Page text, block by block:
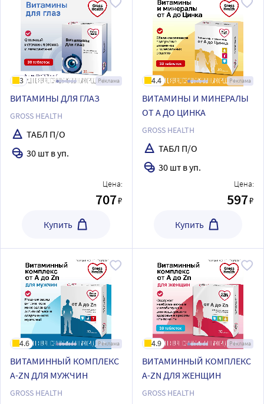
Реклама
3
ВИТАМИНЫ ДЛЯ ГЛАЗ
GROSS HEALTH
ТАБЛ П/О
30 шт в уп.
Цена:
707₽
Купить
Реклама
4.4
ВИТАМИНЫ И МИНЕРАЛЫ
ОТ А ДО ЦИНКА
GROSS HEALTH
ТАБЛ П/О
30 шт в уп.
Цена:
597₽
Купить
Реклама
4.6
ВИТАМИННЫЙ КОМПЛЕКС
А-ZN ДЛЯ МУЖЧИН
GROSS HEALTH
Реклама
4.9
ВИТАМИННЫЙ КОМПЛЕКС
А-ZN ДЛЯ ЖЕНЩИН
GROSS HEALTH